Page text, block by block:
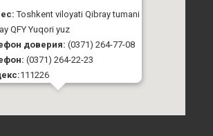
Toshkent viloyati Qibray tumani
QFY Yuqori yuz
доверия: (0371) 264-77-08
(0371) 264-22-23
111226